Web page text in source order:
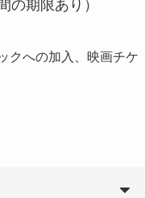
の期限あり）
クへの加入、映画チケ